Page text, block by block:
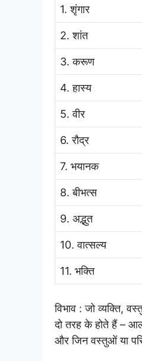
1. शृंगार
2. शांत
3. करूण
4. हास्य
5. वीर
6. रौद्र
7. भयानक
8. बीभत्स
9. अद्भुत
10. वात्सल्य
11. भक्ति
विभाव : जो व्यक्ति,
दो तरह के होते हैं –
और जिन वस्तुओं या